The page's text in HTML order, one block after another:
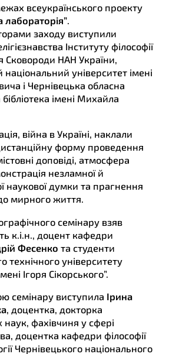
всеукраїнського проекту
лабораторія”.
заходу виступили
Інституту філософії
Сковороди НАН України,
національний університет імені
і Чернівецька обласна
імені Михайла
війна в Україні, наклали
форму проведення
доповіді, атмосфера
незламної й
наукової думки та прагнення
мирного життя.
семінару взяв
к.і.н., доцент кафедри
Фесенко та студенти
технічного університету
Ігоря Сікорського”.
семінару виступила Ірина
, доцентка, докторка
наук, фахівчиня у сфері
доцентка кафедри філософії
Чернівецького національного